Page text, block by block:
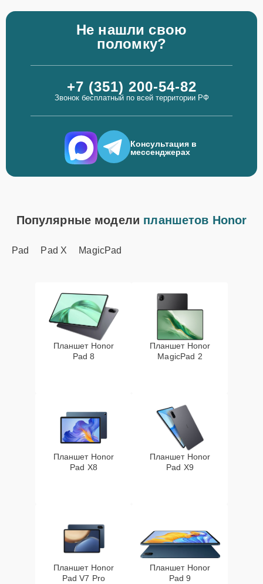
Не нашли свою
поломку?
+7 (351) 200-54-82
Звонок бесплатный по всей территории РФ
Консультация в
мессенджерах
Популярные модели планшетов Honor
Pad Pad X MagicPad
Планшет Honor
Pad 8
Планшет Honor
MagicPad 2
Планшет Honor
Pad X8
Планшет Honor
Pad X9
Планшет Honor
Pad V7 Pro
Планшет Honor
Pad 9